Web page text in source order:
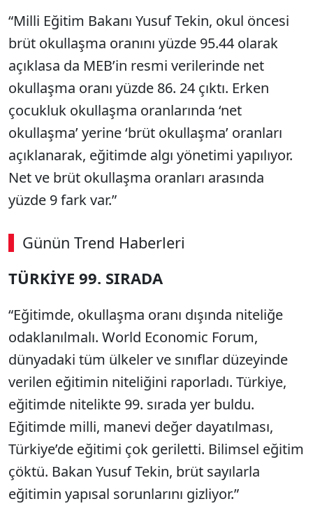
“Milli Eğitim Bakanı Yusuf Tekin, okul öncesi
brüt okullaşma oranını yüzde 95.44 olarak
açıklasa da MEB’in resmi verilerinde net
okullaşma oranı yüzde 86. 24 çıktı. Erken
çocukluk okullaşma oranlarında ‘net
okullaşma’ yerine ‘brüt okullaşma’ oranları
açıklanarak, eğitimde algı yönetimi yapılıyor.
Net ve brüt okullaşma oranları arasında
yüzde 9 fark var.”
Günün Trend Haberleri
SÖZCÜ SON DAKİKA
TÜRKİYE 99. SIRADA
“Eğitimde, okullaşma oranı dışında niteliğe
odaklanılmalı. World Economic Forum,
dünyadaki tüm ülkeler ve sınıflar düzeyinde
verilen eğitimin niteliğini raporladı. Türkiye,
eğitimde nitelikte 99. sırada yer buldu.
Eğitimde milli, manevi değer dayatılması,
Türkiye’de eğitimi çok geriletti. Bilimsel eğitim
çöktü. Bakan Yusuf Tekin, brüt sayılarla
eğitimin yapısal sorunlarını gizliyor.”